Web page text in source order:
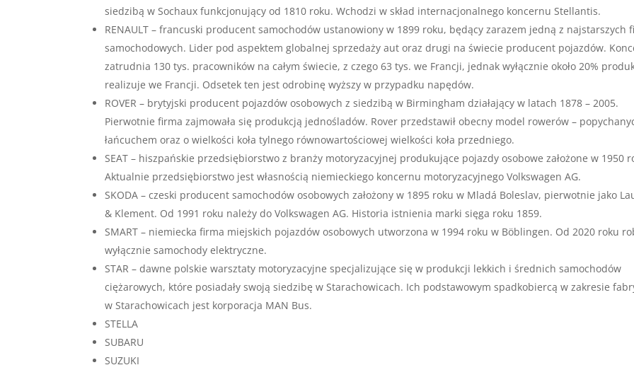
siedzibą w Sochaux funkcjonujący od 1810 roku. Wchodzi w skład internacjonalnego koncernu Stellantis.
RENAULT – francuski producent samochodów ustanowiony w 1899 roku, będący zarazem jedną z najstarszych
samochodowych. Lider pod aspektem globalnej sprzedaży aut oraz drugi na świecie producent pojazdów.
zatrudnia 130 tys. pracowników na całym świecie, z czego 63 tys. we Francji, jednak wyłącznie około 20%
realizuje we Francji. Odsetek ten jest odrobinę wyższy w przypadku napędów.
ROVER – brytyjski producent pojazdów osobowych z siedzibą w Birmingham działający w latach 1878 – 2005.
Pierwotnie firma zajmowała się produkcją jednośladów. Rover przedstawił obecny model rowerów –
łańcuchem oraz o wielkości koła tylnego równowartościowej wielkości koła przedniego.
SEAT – hiszpańskie przedsiębiorstwo z branży motoryzacyjnej produkujące pojazdy osobowe założone w 1950
Aktualnie przedsiębiorstwo jest własnością niemieckiego koncernu motoryzacyjnego Volkswagen AG.
SKODA – czeski producent samochodów osobowych założony w 1895 roku w Mladá Boleslav, pierwotnie jako
& Klement. Od 1991 roku należy do Volkswagen AG. Historia istnienia marki sięga roku 1859.
SMART – niemiecka firma miejskich pojazdów osobowych utworzona w 1994 roku w Böblingen. Od 2020 roku
wyłącznie samochody elektryczne.
STAR – dawne polskie warsztaty motoryzacyjne specjalizujące się w produkcji lekkich i średnich samochodów
ciężarowych, które posiadały swoją siedzibę w Starachowicach. Ich podstawowym spadkobiercą w zakresie
w Starachowicach jest korporacja MAN Bus.
STELLA
SUBARU
SUZUKI